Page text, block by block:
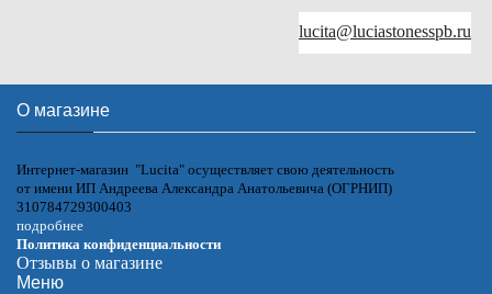
lucita@luciastonesspb.ru
О магазине
Интернет-магазин "Lucita" осуществляет свою деятельность
от имени ИП Андреева Александра Анатольевича (ОГРНИП)
310784729300403
подробнее
Политика конфиденциальности
Отзывы о магазине
Меню